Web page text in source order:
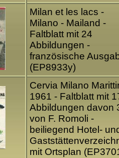
Milan et les lacs -
Milano - Mailand -
Faltblatt mit 24
Abbildungen -
französische
(EP8933y)
Cervia Milano
1961 - Faltblatt mit
Abbildungen davon
von F. Romoli -
beiliegend Hotel-
mit Ortsplan